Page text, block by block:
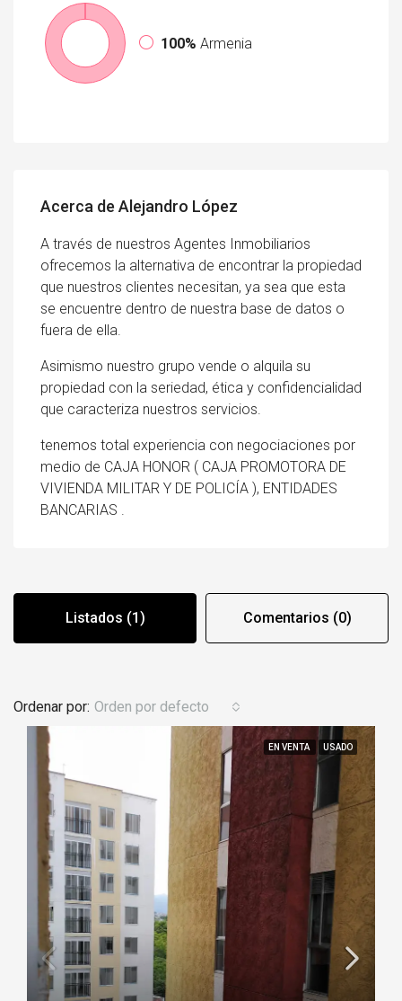
100% Armenia
Acerca de Alejandro López
A través de nuestros Agentes Inmobiliarios
ofrecemos la alternativa de encontrar la propiedad
que nuestros clientes necesitan, ya sea que esta
se encuentre dentro de nuestra base de datos o
fuera de ella.
Asimismo nuestro grupo vende o alquila su
propiedad con la seriedad, ética y confidencialidad
que caracteriza nuestros servicios.
tenemos total experiencia con negociaciones por
medio de CAJA HONOR ( CAJA PROMOTORA DE
VIVIENDA MILITAR Y DE POLICÍA ), ENTIDADES
BANCARIAS .
Listados (1) Comentarios (0)
Ordenar por: Orden por defecto
EN VENTA USADO